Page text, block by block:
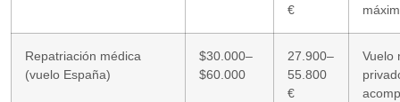
€
Repatriación médica
(vuelo España)
$30.000–
$60.000
27.900–
55.800
€
Vuelo